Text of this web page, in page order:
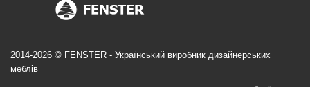
2014-2026 © FENSTER - Український виробник дизайнерських
меблів